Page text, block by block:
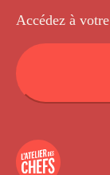
Accédez à votre